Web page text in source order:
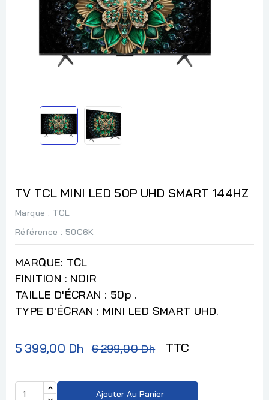
TV TCL MINI LED 50P UHD SMART 144HZ
Marque : TCL
Référence : 50C6K
MARQUE: TCL
FINITION : NOIR
TAILLE D'ÉCRAN : 50p .
TYPE D'ÉCRAN : MINI LED SMART UHD.
5 399,00 Dh 6 299,00 Dh TTC
Ajouter Au Panier